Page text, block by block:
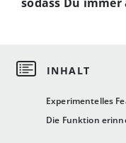
Experimentelles
Die Funktion